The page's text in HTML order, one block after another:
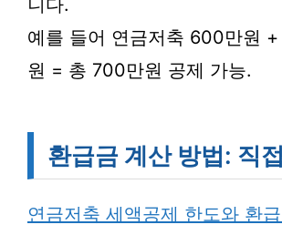
니다.
예를 들어 연금저축 600만원
원 = 총 700만원 공제 가능.
환급금 계산 방법: 직
연금저축 세액공제 한도와 환